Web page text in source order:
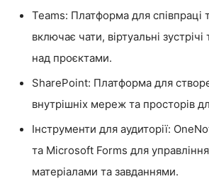
Teams: Платформа для співпраці
включає чати, віртуальні
над проєктами.
SharePoint: Платформа для
внутрішніх мереж та просторів
Інструменти для аудиторії:
та Microsoft Forms для
матеріалами та завданнями.